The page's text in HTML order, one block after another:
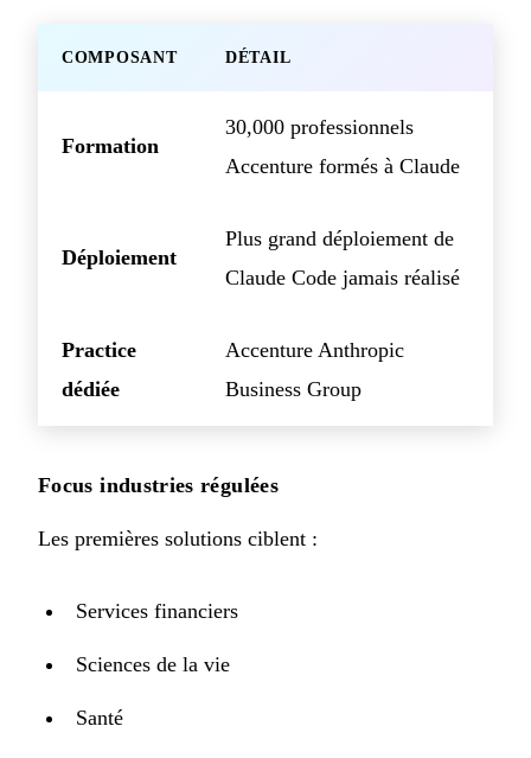
COMPOSANT DÉTAIL
Formation
30,000 professionnels
Accenture formés à Claude
Déploiement
Plus grand déploiement de
Claude Code jamais réalisé
Practice
dédiée
Accenture Anthropic
Business Group
Focus industries régulées
Les premières solutions ciblent :
Services financiers
Sciences de la vie
Santé